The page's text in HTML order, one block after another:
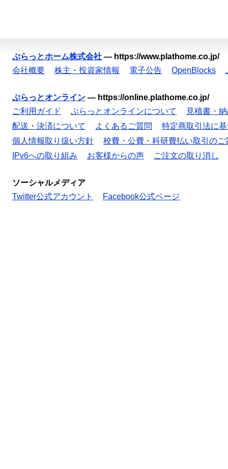
ぷらっとホーム株式会社 — https://www.plathome.co.jp/
会社概要
株主・投資家情報 電子公告 OpenBlocks
ぷらっとオンライン — https://online.plathome.co.jp/
ご利用ガイド
ぷらっとオンラインについて
見積書・
配送・決済について
よくあるご質問
特定商取引法に
個人情報取り扱い方針
校費・公費・科研費払い取引のご
IPv6への取り組み
お客様からの声 ご注文の取り消し
ソーシャルメディア
Twitter公式アカウント
Facebook公式ページ